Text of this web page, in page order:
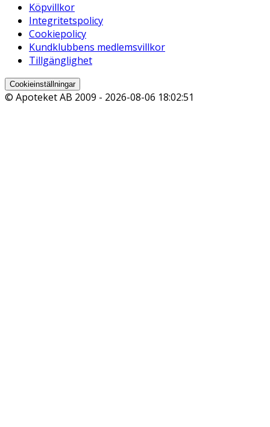
Köpvillkor
Integritetspolicy
Cookiepolicy
Kundklubbens medlemsvillkor
Tillgänglighet
Cookieinställningar
© Apoteket AB 2009 - 2026-08-06 18:02:51